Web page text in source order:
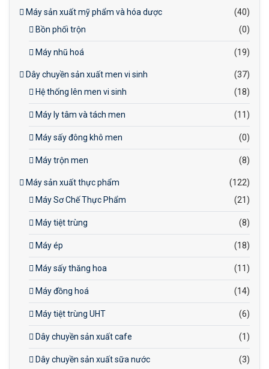
Máy sản xuất mỹ phẩm và hóa dược
(40)
Bồn phối trộn
(0)
Máy nhũ hoá (19)
Dây chuyền sản xuất men vi sinh
(37)
Hệ thống lên men vi sinh
(18)
Máy ly tâm và tách men (11)
Máy sấy đông khô men (0)
Máy trộn men (8)
Máy sản xuất thực phẩm
(122)
Máy Sơ Chế Thực Phẩm
(21)
Máy tiệt trùng (8)
Máy ép (18)
Máy sấy thăng hoa (11)
Máy đồng hoá (14)
Máy tiệt trùng UHT (6)
Dây chuyền sản xuất cafe (1)
Dây chuyền sản xuất sữa nước (3)